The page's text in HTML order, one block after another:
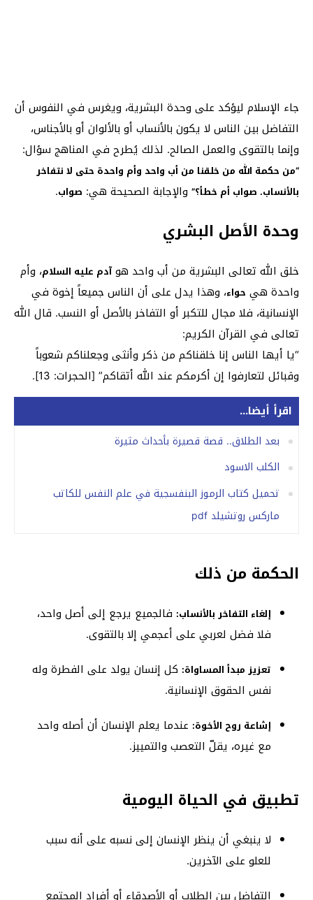
جاء الإسلام ليؤكد على وحدة البشرية، ويغرس في النفوس أن
التفاضل بين الناس لا يكون بالأنساب أو بالألوان أو بالأجناس،
وإنما بالتقوى والعمل الصالح. لذلك يُطرح في المناهج سؤال:
“من حكمة الله من خلقنا من أب واحد وأم واحدة حتى لا نتفاخر
بالأنساب. صواب أم خطأ؟” والإجابة الصحيحة هي: صواب.
وحدة الأصل البشري
خلق الله تعالى البشرية من أب واحد هوآدم عليه السلام، وأم
واحدة هي حواء، وهذا يدل على أن الناس جميعاً إخوة في
الإنسانية، فلا مجال للتكبر أو التفاخر بالأصل أو النسب. قال الله
تعالى في القرآن الكريم:
“يا أيها الناس إنا خلقناكم من ذكر وأنثى وجعلناكم شعوباً
وقبائل لتعارفوا إن أكرمكم عند الله أتقاكم” [الحجرات: 13].
اقرأ أيضا...
بعد الطلاق.. قصة قصيرة بأحداث مثيرة
الكلب الاسود
تحميل كتاب الرموز البنفسجية في علم النفس للكاتب
ماركس روتشيلد pdf
الحكمة من ذلك
إلغاء التفاخر بالأنساب: فالجميع يرجع إلى أصل واحد،
فلا فضل لعربي على أعجمي إلا بالتقوى.
تعزيز مبدأ المساواة: كل إنسان يولد على الفطرة وله
نفس الحقوق الإنسانية.
إشاعة روح الأخوة: عندما يعلم الإنسان أن أصله واحد
مع غيره، يقلّ التعصب والتمييز.
تطبيق في الحياة اليومية
لا ينبغي أن ينظر الإنسان إلى نسبه على أنه سبب
للعلو على الآخرين.
التفاضل بين الطلاب أو الأصدقاء أو أفراد المجتمع